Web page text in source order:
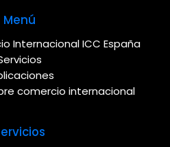
Menú
Internacional ICC España
comercio internacional